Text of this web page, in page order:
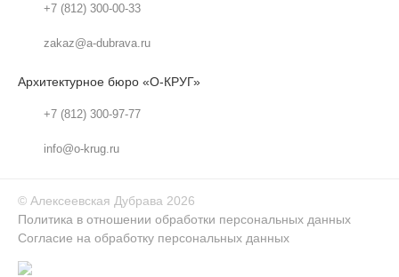
+7 (812) 300-00-33
zakaz@a-dubrava.ru
Архитектурное бюро «О-КРУГ»
+7 (812) 300-97-77
info@o-krug.ru
© Алексеевская Дубрава 2026
Политика в отношении обработки персональных данных
Согласие на обработку персональных данных